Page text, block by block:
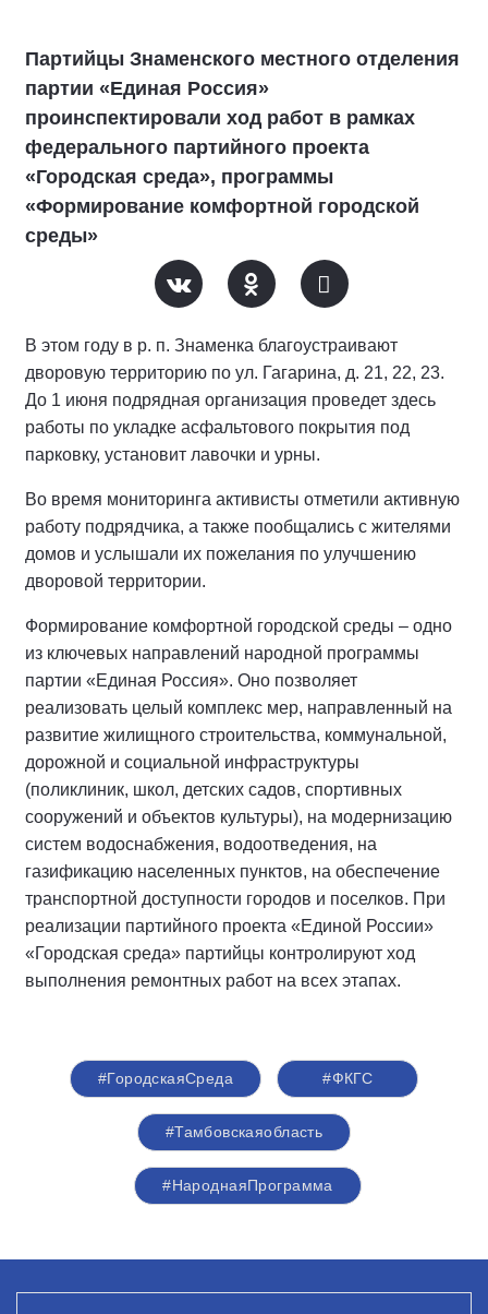
Партийцы Знаменского местного отделения
партии «Единая Россия»
проинспектировали ход работ в рамках
федерального партийного проекта
«Городская среда», программы
«Формирование комфортной городской
среды»
В этом году в р. п. Знаменка благоустраивают
дворовую территорию по ул. Гагарина, д. 21, 22, 23.
До 1 июня подрядная организация проведет здесь
работы по укладке асфальтового покрытия под
парковку, установит лавочки и урны.
Во время мониторинга активисты отметили активную
работу подрядчика, а также пообщались с жителями
домов и услышали их пожелания по улучшению
дворовой территории.
Формирование комфортной городской среды – одно
из ключевых направлений народной программы
партии «Единая Россия». Оно позволяет
реализовать целый комплекс мер, направленный на
развитие жилищного строительства, коммунальной,
дорожной и социальной инфраструктуры
(поликлиник, школ, детских садов, спортивных
сооружений и объектов культуры), на модернизацию
систем водоснабжения, водоотведения, на
газификацию населенных пунктов, на обеспечение
транспортной доступности городов и поселков. П ри
реализации партийного проекта «Единой России»
«Городская среда» партийцы контролируют ход
выполнения ремонтных работ на всех этапах.
#ГородскаяСреда #ФКГС
#Тамбовскаяобласть
#НароднаяПрограмма